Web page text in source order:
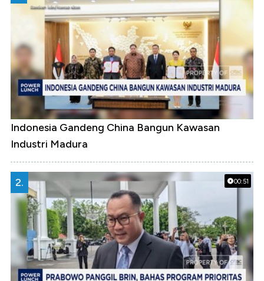
Indonesia Gandeng China Bangun Kawasan
Industri Madura
00:51
2.